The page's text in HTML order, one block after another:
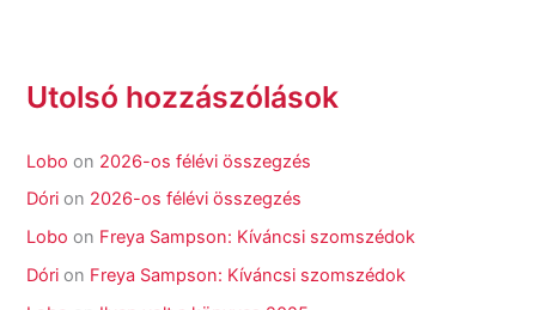
Utolsó hozzászólások
Lobo on 2026-os félévi összegzés
Dóri on 2026-os félévi összegzés
Lobo on Freya Sampson: Kíváncsi szomszédok
Dóri on Freya Sampson: Kíváncsi szomszédok